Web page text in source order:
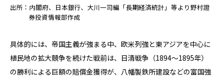
出所：内閣府、日本銀行、大川一司編「長期経済統計」等より野村證
券投資情報部作成
具体的には、帝国主義が強まる中、欧米列強と東アジアを中心に
植民地の拡大競争を続けた戦前は、日清戦争（1894～1895年）
の勝利による巨額の賠償金獲得が、八幡製鉄所建設などの富国強